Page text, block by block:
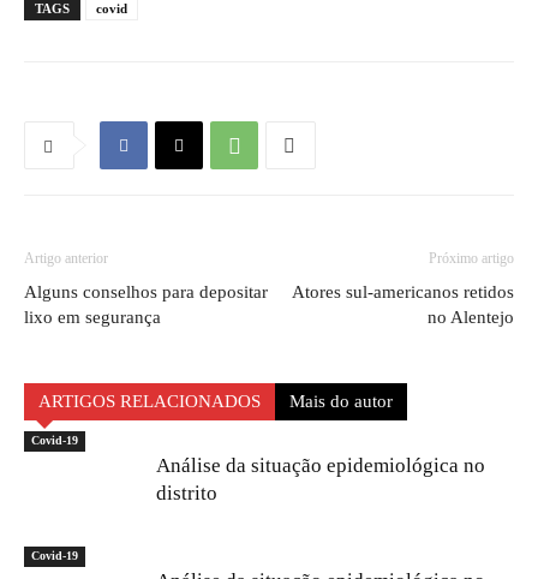
TAGS covid
Artigo anterior
Alguns conselhos para depositar
lixo em segurança
Próximo artigo
Atores sul-americanos retidos
no Alentejo
ARTIGOS RELACIONADOS Mais do autor
Covid-19
Análise da situação epidemiológica no
distrito
Covid-19